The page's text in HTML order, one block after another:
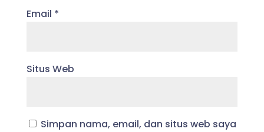
Email *
Situs Web
Simpan nama, email, dan situs web saya